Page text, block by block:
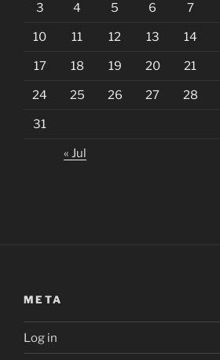
3 4 5 6 7
10 11 12 13 14
17 18 19 20 21
24 25 26 27 28
31
« Jul
META
Log in